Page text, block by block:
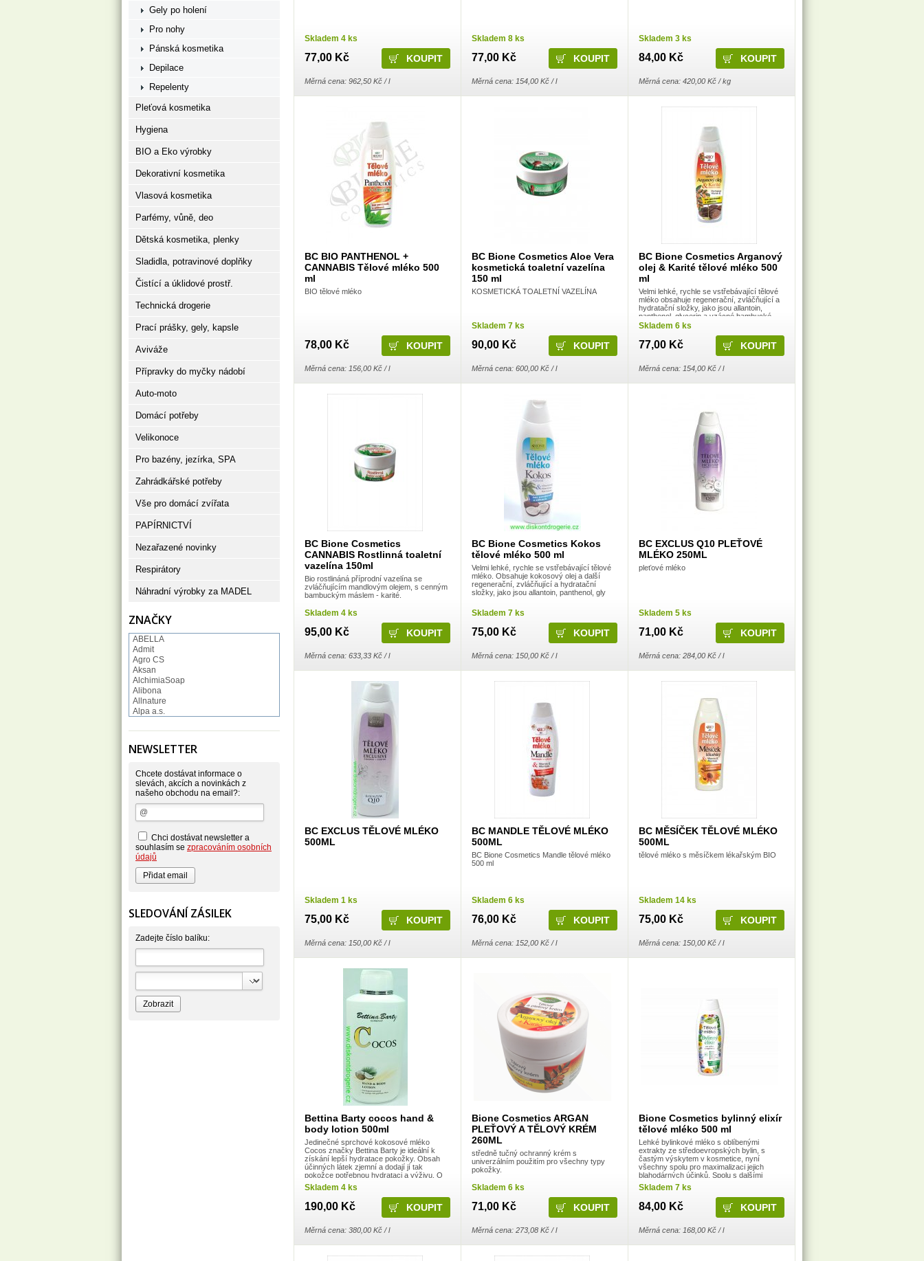
Skladem 4 ks
77,00 Kč
Měrná cena: 962,50 Kč / l
Skladem 8 ks
77,00 Kč
Měrná cena: 154,00 Kč / l
Skladem 3 ks
84,00 Kč
Měrná cena: 420,00 Kč / kg
BC BIO PANTHENOL +
CANNABIS Tělové mléko 500
ml
BIO tělové mléko
78,00 Kč
Měrná cena: 156,00 Kč / l
BC Bione Cosmetics Aloe Vera
kosmetická toaletní vazelína
150 ml
KOSMETICKÁ TOALETNÍ VAZELÍNA
Skladem 7 ks
90,00 Kč
Měrná cena: 600,00 Kč / l
BC Bione Cosmetics Arganový
olej & Karité tělové mléko 500
ml
Velmi lehké, rychle se vstřebávající tělové
mléko obsahuje regenerační, zvláčňující a
hydratační složky, jako jsou allantoin,
panthenol, glycerin a vzácné bambucké
máslo. Arganový olej je cenno
Skladem 6 ks
77,00 Kč
Měrná cena: 154,00 Kč / l
BC Bione Cosmetics
CANNABIS Rostlinná toaletní
vazelína 150ml
Bio rostlináná příprodní vazelína se
zvláčňujícím mandlovým olejem, s cenným
bambuckým máslem - karité.
Skladem 4 ks
95,00 Kč
Měrná cena: 633,33 Kč / l
BC Bione Cosmetics Kokos
tělové mléko 500 ml
Velmi lehké, rychle se vstřebávající tělové
mléko. Obsahuje kokosový olej a další
regenerační, zvláčňující a hydratační
složky, jako jsou allantoin, panthenol, gly
Skladem 7 ks
75,00 Kč
Měrná cena: 150,00 Kč / l
BC EXCLUS Q10 PLEŤOVÉ
MLÉKO 250ML
pleťové mléko
Skladem 5 ks
71,00 Kč
Měrná cena: 284,00 Kč / l
BC EXCLUS TĚLOVÉ MLÉKO
500ML
Skladem 1 ks
75,00 Kč
Měrná cena: 150,00 Kč / l
BC MANDLE TĚLOVÉ MLÉKO
500ML
BC Bione Cosmetics Mandle tělové mléko
500 ml
Skladem 6 ks
76,00 Kč
Měrná cena: 152,00 Kč / l
BC MĚSÍČEK TĚLOVÉ MLÉKO
500ML
tělové mléko s měsíčkem lékařským BIO
Skladem 14 ks
75,00 Kč
Měrná cena: 150,00 Kč / l
Bettina Barty cocos hand &
body lotion 500ml
Jedinečné sprchové kokosové mléko
Cocos značky Bettina Barty je ideální k
získání lepší hydratace pokožky. Obsah
účinných látek zjemní a dodají jí tak
pokožce potřebnou hydrataci a výživu. O
ve
Skladem 4 ks
190,00 Kč
Měrná cena: 380,00 Kč / l
Bione Cosmetics ARGAN
PLEŤOVÝ A TĚLOVÝ KRÉM
260ML
středně tučný ochranný krém s
univerzálním použitím pro všechny typy
pokožky.
Skladem 6 ks
71,00 Kč
Měrná cena: 273,08 Kč / l
Bione Cosmetics bylinný elixír
tělové mléko 500 ml
Lehké bylinkové mléko s oblíbenými
extrakty ze středoevropských bylin, s
častým výskytem v kosmetice, nyní
všechny spolu pro maximalizaci jejich
blahodárných účinků. Spolu s dalšími
složkami – hydratační glycerin, rostlinné
bambucké máslo, panthenol, ...
Skladem 7 ks
84,00 Kč
Měrná cena: 168,00 Kč / l
Gely po holení
Pro nohy
Pánská kosmetika
Depilace
Repelenty
Pleťová kosmetika
Hygiena
BIO a Eko výrobky
Dekorativní kosmetika
Vlasová kosmetika
Parfémy, vůně, deo
Dětská kosmetika, plenky
Sladidla, potravinové doplňky
Čistící a úklidové prostř.
Technická drogerie
Prací prášky, gely, kapsle
Aviváže
Přípravky do myčky nádobí
Auto-moto
Domácí potřeby
Velikonoce
Pro bazény, jezírka, SPA
Zahrádkářské potřeby
Vše pro domácí zvířata
PAPÍRNICTVÍ
Nezařazené novinky
Respirátory
Náhradní výrobky za MADEL
ZNAČKY
ABELLA
Admit
Agro CS
Aksan
AlchimiaSoap
Alibona
Allnature
Alpa a.s.
Alufix
Astonish
Atlantic
AutoMax Group
Axcentive
BaL
Bateria
Beauty Lille
Beiersdorf - Nivea
Bella
Benkor
BERGEN S. R. L.
Bettina Barty
Bio-repel
Bioclean
Biolit
BIOM s.r.o.
Bioprospect
Bispol
Blue Stratos
BlueSun
NEWSLETTER
Chcete dostávat informace o
slevách, akcích a novinkách z
našeho obchodu na email?:
Chci dostávat newsletter a
souhlasím se zpracováním osobních
údajů
SLEDOVÁNÍ ZÁSILEK
Zadejte číslo balíku: